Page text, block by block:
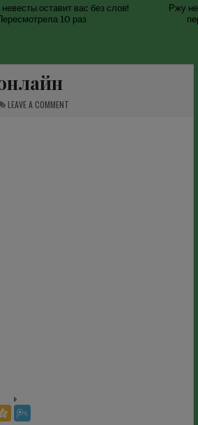
невесты оставит вас без слов!
10 раз
Ржу
LEAVE A COMMENTON